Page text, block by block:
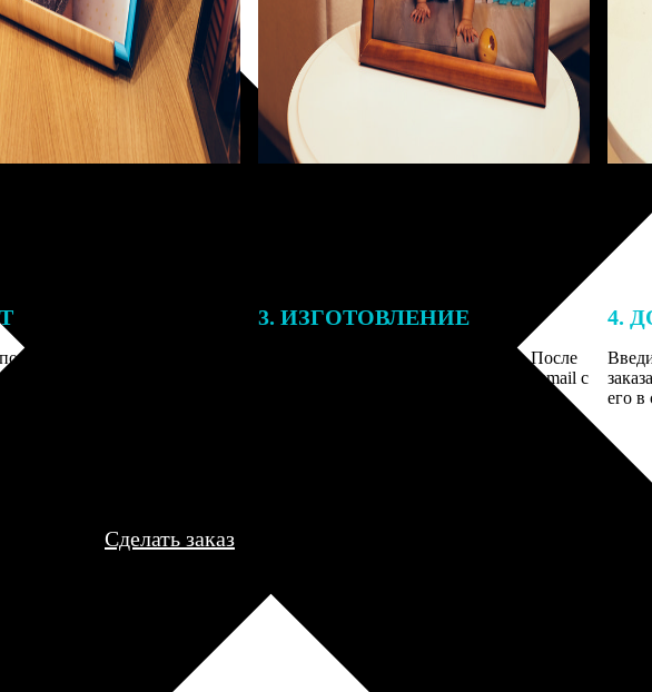
заказа к печати
могут связаться с Вами
телефону или email для
деталей.
3. ИЗГОТОВЛЕНИЕ
Оплатите заказ банковской картой. После
оплаты получите подтверждение на email с
описанием заказа. Когда отправим заказ
4.
его в
Сделать заказ